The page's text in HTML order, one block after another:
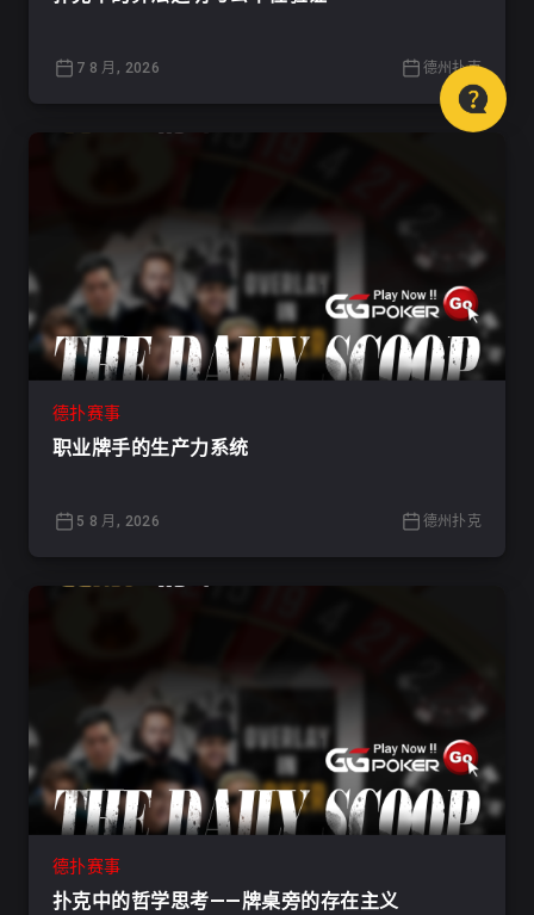
7 8 月, 2026 德州扑克
德扑赛事
职业牌手的生产力系统
5 8 月, 2026 德州扑克
德扑赛事
扑克中的哲学思考——牌桌旁的存在主义